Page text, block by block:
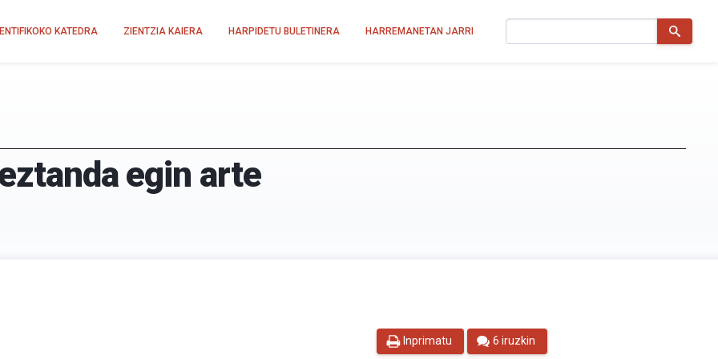
KATEDRA ZIENTZIA KAIERA HARPIDETU BULETINERA HARREMANETAN JARRI
egin arte
Inprimatu 6 iruzkin